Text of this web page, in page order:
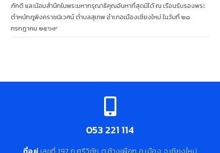
ภักดี และน้อมสำนึกในพระมหากรุณาธิคุณอันหาที่สุดมิได้ ณ เรือนรับรองพระ
ตำหนักภูพิงคราชนิเวศน์ ตำบลสุเทพ อำเภอเมืองเชียงใหม่ ในวันที่ ๒๘
กรกฎาคม ๒๕๖๙
053 221 114